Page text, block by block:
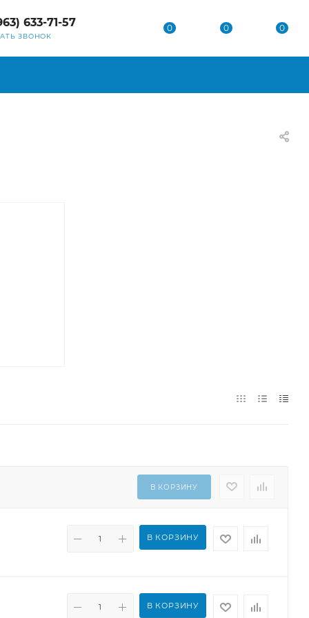
633-71-57
ЗВОНОК
0 0 0
В КОРЗИНУ
В КОРЗИНУ
В КОРЗИНУ